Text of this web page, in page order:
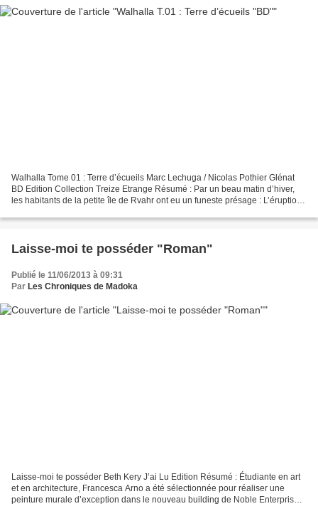
Walhalla Tome 01 : Terre d’écueils Marc Lechuga / Nicolas Pothier Glénat
BD Edition Collection Treize Etrange Résumé : Par un beau matin d’hiver,
les habitants de la petite île de Rvahr ont eu un funeste présage : L’éruption
Laisse-moi te posséder "Roman"
Publié le 11/06/2013 à 09:31
Par Les Chroniques de Madoka
Laisse-moi te posséder Beth Kery J’ai Lu Edition Résumé : Étudiante en art
et en architecture, Francesca Arno a été sélectionnée pour réaliser une
peinture murale d’exception dans le nouveau building de Noble Enterprises.